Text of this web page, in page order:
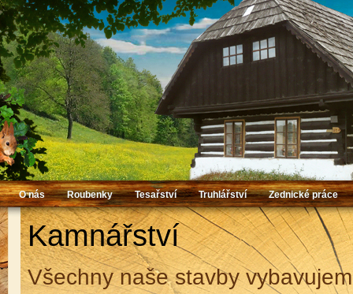
O nás Roubenky Tesařství Truhlářství Zednické práce
Kamnářství
Všechny naše stavby